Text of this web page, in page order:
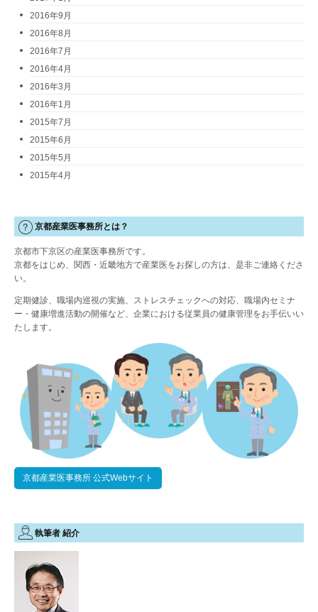
2016年9月
2016年8月
2016年7月
2016年4月
2016年3月
2016年1月
2015年7月
2015年6月
2015年5月
2015年4月
京都産業医事務所とは？
京都市下京区の産業医事務所です。
京都をはじめ、関西・近畿地方で産業医をお探しの方は、是非ご連絡くださ
い。
定期健診、職場内巡視の実施、ストレスチェックへの対応、職場内セミナ
ー・健康増進活動の開催など、企業における従業員の健康管理をお手伝いい
たします。
京都産業医事務所 公式Webサイト
執筆者 紹介